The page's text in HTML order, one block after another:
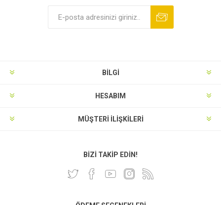
BILGI
HESABIM
MÜŞTERI İLIŞKILERI
BIZI TAKIP EDIN!